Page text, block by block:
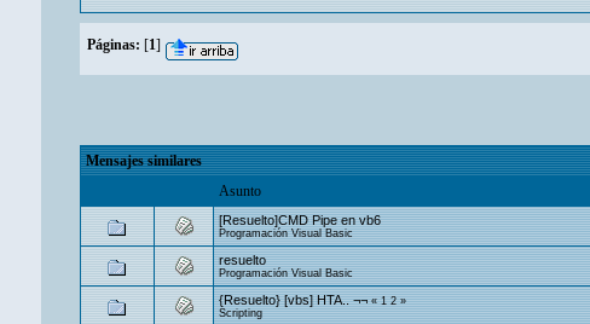
Páginas: [1]
Mensajes similares
Asunto
[Resuelto]CMD Pipe en vb6
Programación Visual Basic
resuelto
Programación Visual Basic
{Resuelto} [vbs] HTA.. ¬¬ «1 2»
Scripting